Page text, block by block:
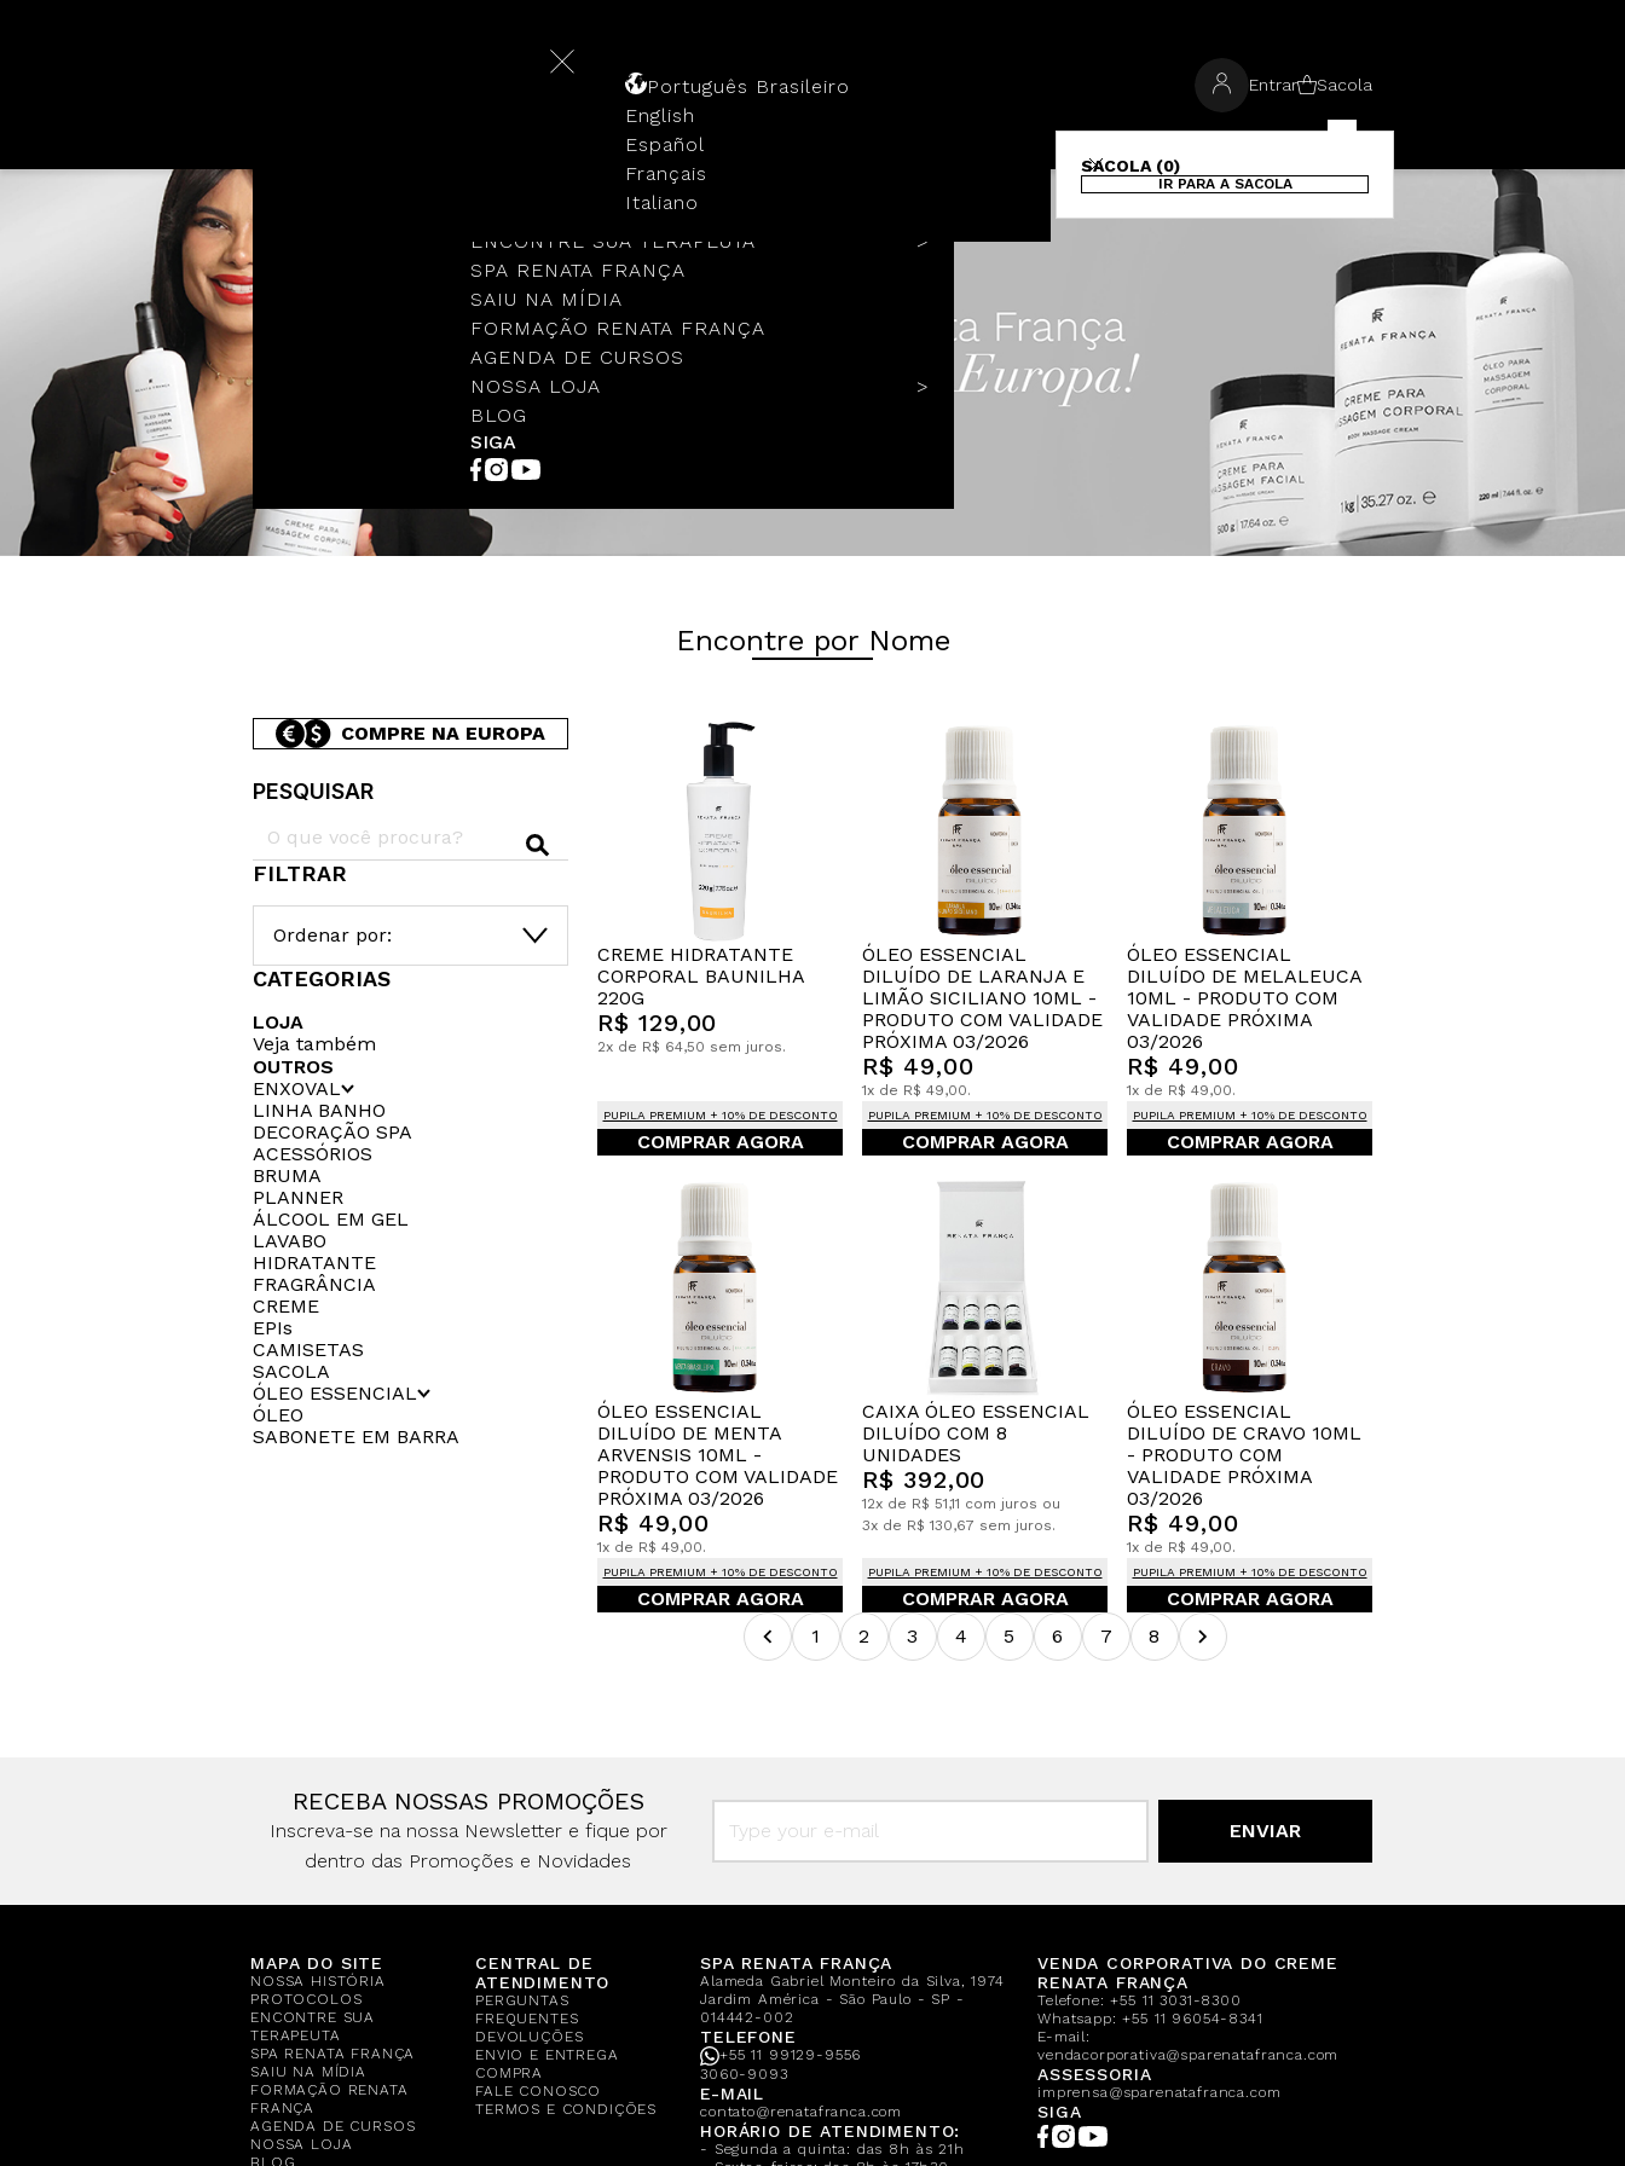
NOSSA HISTÓRIA
ENCONTRE SUA TERAPEUTA
SPA RENATA FRANÇA
SAIU NA MÍDIA
FORMAÇÃO RENATA FRANÇA
AGENDA DE CURSOS
NOSSA LOJA
BLOG
SIGA
Português Brasileiro
English
Español
Français
Italiano
Entrar Sacola
SACOLA (0)
IR PARA A SACOLA
Encontre por Nome
COMPRE NA EUROPA
PESQUISAR
FILTRAR
Ordenar por:
CATEGORIAS
LOJA
Veja também
OUTROS
ENXOVAL
LINHA BANHO
DECORAÇÃO SPA
ACESSÓRIOS
BRUMA
PLANNER
ÁLCOOL EM GEL
LAVABO
HIDRATANTE
FRAGRÂNCIA
CREME
EPIs
CAMISETAS
SACOLA
ÓLEO ESSENCIAL
ÓLEO
SABONETE EM BARRA
CREME HIDRATANTE
CORPORAL BAUNILHA
220G
R$ 129,00
2x de R$ 64,50 sem juros.
PUPILA PREMIUM + 10% DE DESCONTO
COMPRAR AGORA
ÓLEO ESSENCIAL
DILUÍDO DE LARANJA E
LIMÃO SICILIANO 10ML -
PRODUTO COM VALIDADE
PRÓXIMA 03/2026
R$ 49,00
1x de R$ 49,00.
PUPILA PREMIUM + 10% DE DESCONTO
COMPRAR AGORA
ÓLEO ESSENCIAL
DILUÍDO DE MELALEUCA
10ML - PRODUTO COM
VALIDADE PRÓXIMA
03/2026
R$ 49,00
1x de R$ 49,00.
PUPILA PREMIUM + 10% DE DESCONTO
COMPRAR AGORA
ÓLEO ESSENCIAL
DILUÍDO DE MENTA
ARVENSIS 10ML -
PRODUTO COM VALIDADE
PRÓXIMA 03/2026
R$ 49,00
1x de R$ 49,00.
PUPILA PREMIUM + 10% DE DESCONTO
COMPRAR AGORA
CAIXA ÓLEO ESSENCIAL
DILUÍDO COM 8
UNIDADES
R$ 392,00
12x de R$ 51,11 com juros ou
3x de R$ 130,67 sem juros.
PUPILA PREMIUM + 10% DE DESCONTO
COMPRAR AGORA
ÓLEO ESSENCIAL
DILUÍDO DE CRAVO 10ML
- PRODUTO COM
VALIDADE PRÓXIMA
03/2026
R$ 49,00
1x de R$ 49,00.
PUPILA PREMIUM + 10% DE DESCONTO
COMPRAR AGORA
1
2 3 4 5 6 7 8
RECEBA NOSSAS PROMOÇÕES
Inscreva-se na nossa Newsletter e fique por
dentro das Promoções e Novidades
ENVIAR
MAPA DO SITE
NOSSA HISTÓRIA
PROTOCOLOS
ENCONTRE SUA
TERAPEUTA
SPA RENATA FRANÇA
SAIU NA MÍDIA
FORMAÇÃO RENATA
FRANÇA
AGENDA DE CURSOS
NOSSA LOJA
BLOG
CENTRAL DE
ATENDIMENTO
PERGUNTAS
FREQUENTES
DEVOLUÇÕES
ENVIO E ENTREGA
COMPRA
FALE CONOSCO
TERMOS E CONDIÇÕES
SPA RENATA FRANÇA
Alameda Gabriel Monteiro da Silva, 1974
Jardim América - São Paulo - SP -
014442-002
TELEFONE
+55 11 99129-9556
3060-9093
E-MAIL
contato@renatafranca.com
HORÁRIO DE ATENDIMENTO:
- Segunda a quinta: das 8h às 21h
VENDA CORPORATIVA DO CREME
RENATA FRANÇA
Telefone:+55 11 3031-8300
Whatsapp:+55 11 96054-8341
E-mail:
vendacorporativa@sparenatafranca.com
ASSESSORIA
imprensa@sparenatafranca.com
SIGA